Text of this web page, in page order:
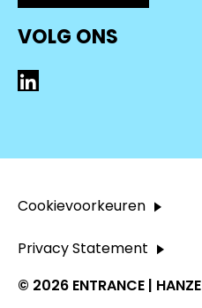
VOLG ONS
LinkedIn
© 2026 ENTRANCE | HANZE
Cookievoorkeuren
Privacy Statement